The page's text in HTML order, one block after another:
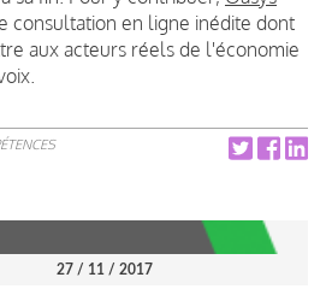
consultation en ligne inédite dont
aux acteurs réels de l'économie
27 / 11 / 2017